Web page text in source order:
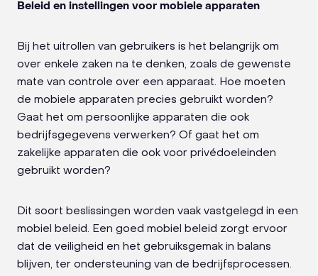
Beleid en instellingen voor mobiele apparaten
Bij het uitrollen van gebruikers is het belangrijk om
over enkele zaken na te denken, zoals de gewenste
mate van controle over een apparaat. Hoe moeten
de mobiele apparaten precies gebruikt worden?
Gaat het om persoonlijke apparaten die ook
bedrijfsgegevens verwerken? Of gaat het om
zakelijke apparaten die ook voor privédoeleinden
gebruikt worden?
Dit soort beslissingen worden vaak vastgelegd in een
mobiel beleid. Een goed mobiel beleid zorgt ervoor
dat de veiligheid en het gebruiksgemak in balans
blijven, ter ondersteuning van de bedrijfsprocessen.